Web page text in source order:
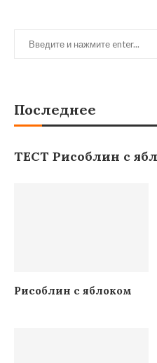
Последнее
ТЕСТ Рисоблин с
Рисоблин с яблоком